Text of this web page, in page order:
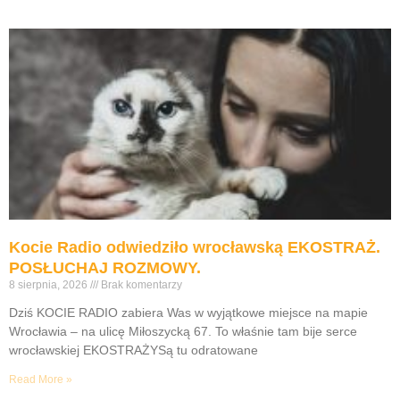
Kocie Radio odwiedziło wrocławską EKOSTRAŻ.
POSŁUCHAJ ROZMOWY.
8 sierpnia, 2026 Brak komentarzy
Dziś KOCIE RADIO zabiera Was w wyjątkowe miejsce na mapie
Wrocławia – na ulicę Miłoszycką 67. To właśnie tam bije serce
wrocławskiej EKOSTRAŻYSą tu odratowane
Read More »